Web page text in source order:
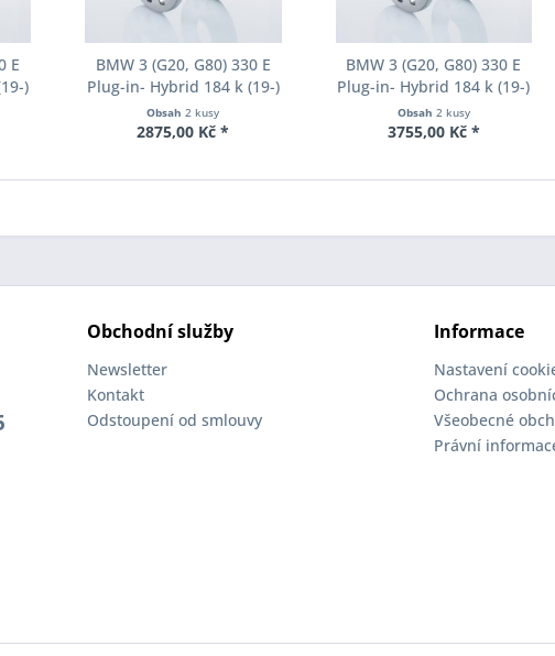
E
)
BMW 3 (G20, G80) 330 E
Plug-in- Hybrid 184 k (19-)
Šířka rozchodu Eibach Pro-
Spacer S90-2-12-023 System2
Obsah2 kusy
2875,00 Kč *
BMW 3 (G20, G80) 330 E
Plug-in- Hybrid 184 k (19-)
Šířka rozchodu Eibach Pro-
Spacer S90-2-15-055 System2
Obsah 2 kusy
3755,00 Kč *
Obchodní služby
Newsletter
Kontakt
Odstoupení od smlouvy
Informace
Nastavení
Ochrana
Všeobecné
Právní